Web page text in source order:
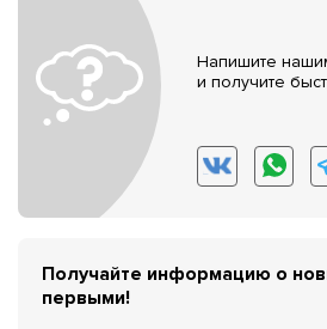
Напишите
и получите
Получайте информацию о
первыми!